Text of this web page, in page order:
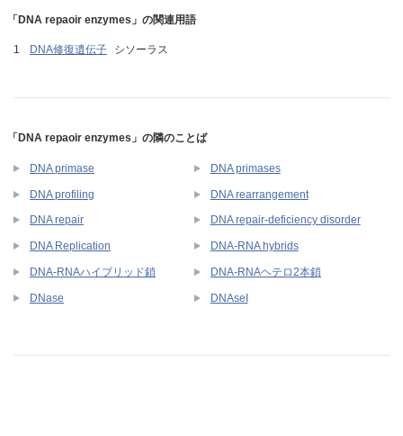
「DNA repaoir enzymes」の関連用語
DNA修復遺伝子 シソーラス
「DNA repaoir enzymes」の隣のことば
DNA primase DNA primases
DNA profiling DNA rearrangement
DNA repair DNA repair-deficiency disorder
DNA Replication DNA-RNA hybrids
DNA-RNAハイブリッド鎖 DNA-RNAヘテロ2本鎖
DNase DNAseI